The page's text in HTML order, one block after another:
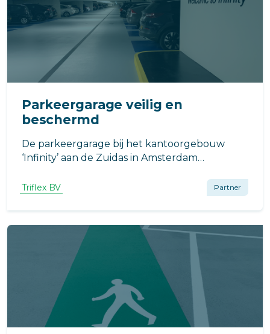
Parkeergarage veilig en
beschermd
De parkeergarage bij het kantoorgebouw
‘Infinity’ aan de Zuidas in Amsterdam
de vloerafwerking verouderd, glad en
versleten. Hoog tijd dus voor een renovatie! De
producten van Triflex werden hiervoor
gebruikt.
Triflex BV Partner